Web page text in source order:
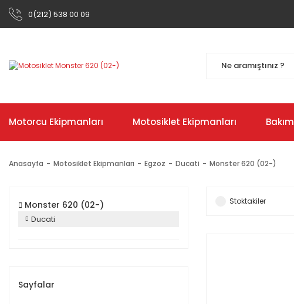
0(212) 538 00 09
Motorcu Ekipmanları Motosiklet Ekipmanları Bakım
Anasayfa Motosiklet Ekipmanları Egzoz Ducati Monster 620 (02-)
Monster 620 (02-)
Ducati
Sayfalar
Stoktakiler